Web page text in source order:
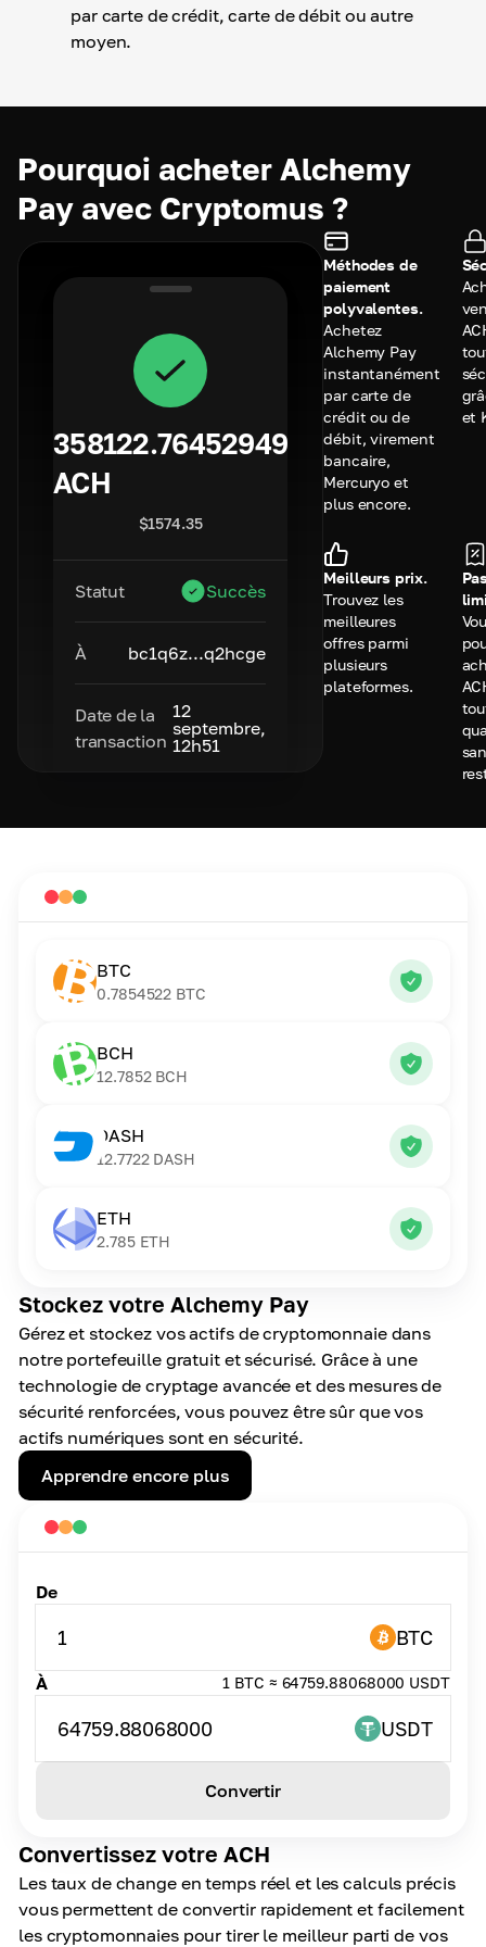
par carte de crédit, carte de débit ou autre
moyen.
Pourquoi acheter Alchemy
Pay avec Cryptomus ?
358122.76452949
ACH
$1574.35
Statut Succès
À bc1q6z...q2hcge
Date de la
transaction
12
septembre,
12h51
Méthodes de
paiement
polyvalentes.
Achetez
Alchemy Pay
instantanément
par carte de
crédit ou de
débit, virement
bancaire,
Mercuryo et
plus encore.
et
Meilleurs prix.
Trouvez les
meilleures
offres parmi
plusieurs
plateformes.
Stockez votre Alchemy Pay
Gérez et stockez vos actifs de cryptomonnaie dans
notre portefeuille gratuit et sécurisé. Grâce à une
technologie de cryptage avancée et des mesures de
sécurité renforcées, vous pouvez être sûr que vos
actifs numériques sont en sécurité.
Apprendre encore plus
BTC
0.7854522 BTC
BCH
12.7852 BCH
DASH
12.7722 DASH
ETH
2.785 ETH
Convertissez votre ACH
Les taux de change en temps réel et les calculs précis
vous permettent de convertir rapidement et facilement
les cryptomonnaies pour tirer le meilleur parti de vos
De
1 BTC
À 1 BTC ≈ 64759.88068000 USDT
64759.88068000 USDT
Convertir